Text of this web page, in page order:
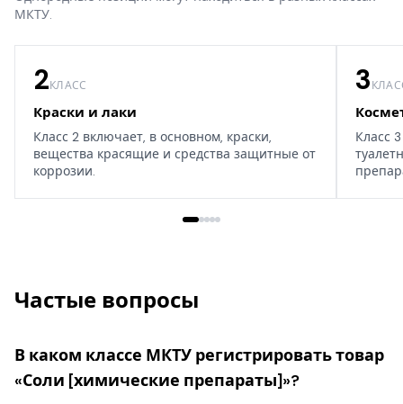
МКТУ.
2КЛАСС
Краски и лаки
Класс 2 включает, в основном, краски,
вещества красящие и средства защитные от
коррозии.
3
Класс
Частые вопросы
В каком классе МКТУ регистрировать товар
«Соли [химические препараты]»?